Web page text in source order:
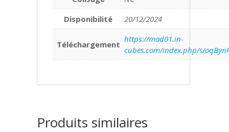
Disponibilité
20/12/2024
Téléchargement
https://mad01.in-
cubes.com/index.php/s/
Produits similaires